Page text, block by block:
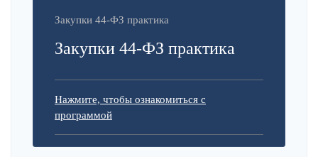
Закупки 44-ФЗ практика
Закупки 44-ФЗ практика
Нажмите, чтобы ознакомиться с
программой